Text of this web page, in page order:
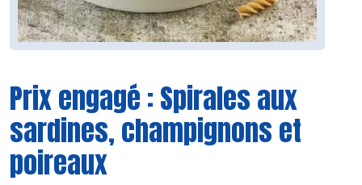
Prix engagé : Spirales aux
sardines, champignons et
poireaux